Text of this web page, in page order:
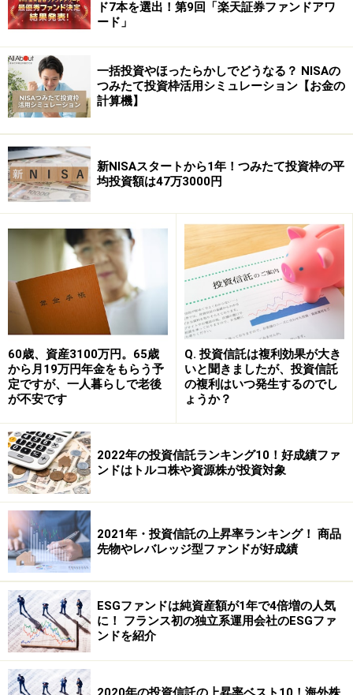
などについて当社は一切の責任を負いません。
最新の情報や詳細については、必ず各金融機関やサービス提供者
1 / 2 次のページへ
ド7本を選出！第9回「楽天証券ファンドアワ
ード」
一括投資やほったらかしでどうなる？ NISAの
つみたて投資枠活用シミュレーション【お金の
計算機】
新NISAスタートから1年！つみたて投資枠の平
均投資額は47万3000円
60歳、資産3100万円。65歳
から月19万円年金をもらう予
定ですが、一人暮らしで老後
が不安です
Q. 投資信託は複利効果が大き
いと聞きましたが、投資信託
の複利はいつ発生するのでし
ょうか？
2022年の投資信託ランキング10！好成績ファ
ンドはトルコ株や資源株が投資対象
2021年・投資信託の上昇率ランキング！ 商品
先物やレバレッジ型ファンドが好成績
ESGファンドは純資産額が1年で4倍増の人気
に！ フランス初の独立系運用会社のESGファ
ンドを紹介